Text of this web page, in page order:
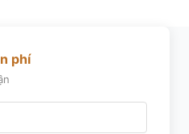
phí